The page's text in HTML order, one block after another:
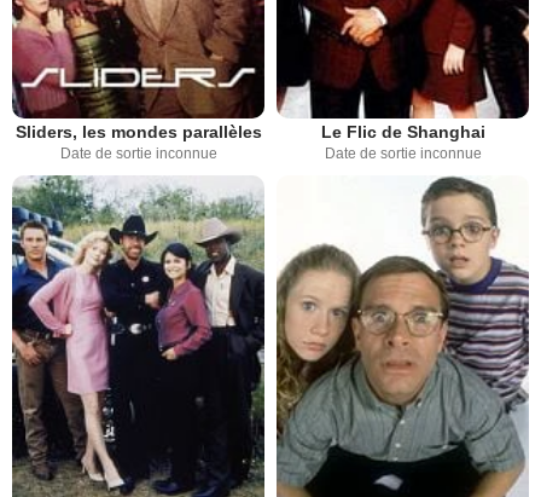
Sliders, les mondes parallèles
Date de sortie inconnue
Le Flic de Shanghai
Date de sortie inconnue